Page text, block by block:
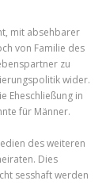
mit absehbarer
von Familie des
zu
wider.
Eheschließung in
für Männer.
des weiteren
Dies
sesshaft werden